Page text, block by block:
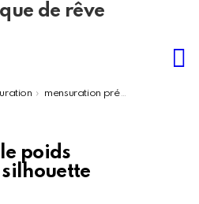
mensuration présentateur femme
poids